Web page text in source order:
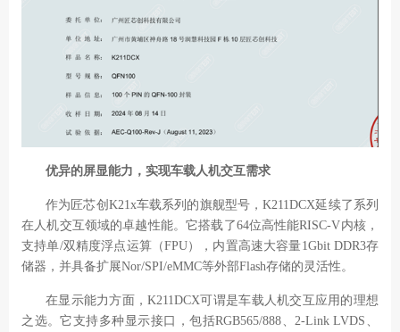
优异的屏显能力，实现车载人机交互需求
作为匠芯创 K21x车载系列的旗舰型号，K211DCX延续了系列
在人机交互领域的卓越性能。它搭载了64位高性能RISC-V内核，
支持单/双精度浮点运算（FPU），内置高速大容量1Gbit DDR3存
储器，并具备扩展Nor/SPI/eMMC等外部Flash存储的灵活性。
在显示能力方面，K211DCX可谓是车载人机交互应用的理想
之选。它支持多种显示接口，包括RGB565/888 2-Link LVDS